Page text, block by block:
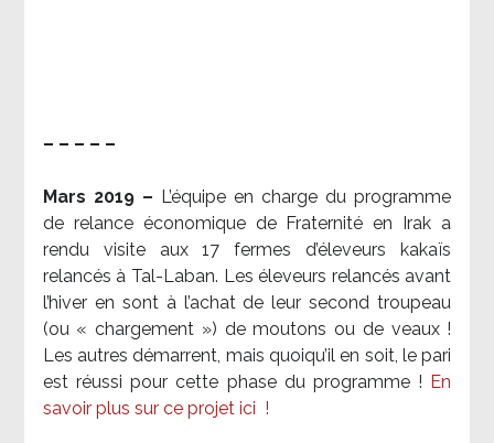
– – – – –
Mars 2019 – L’équipe en charge du programme
de relance économique de Fraternité en Irak a
rendu visite aux 17 fermes d’éleveurs kakaïs
relancés à Tal-Laban. Les éleveurs relancés avant
l’hiver en sont à l’achat de leur second troupeau
(ou « chargement ») de moutons ou de veaux !
Les autres démarrent, mais quoiqu’il en soit, le pari
est réussi pour cette phase du programme ! En
savoir plus sur ce projet ici !